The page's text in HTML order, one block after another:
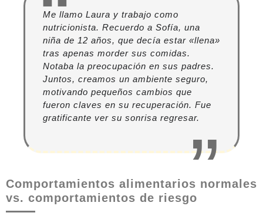
Me llamo Laura y trabajo como
nutricionista. Recuerdo a Sofía, una
niña de 12 años, que decía estar «llena»
tras apenas morder sus comidas.
Notaba la preocupación en sus padres.
Juntos, creamos un ambiente seguro,
motivando pequeños cambios que
fueron claves en su recuperación. Fue
gratificante ver su sonrisa regresar.
Comportamientos alimentarios normales
vs. comportamientos de riesgo